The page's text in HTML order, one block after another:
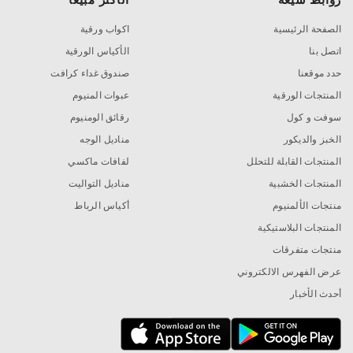
الصفحة الرئيسية
اتصل بنا
حدد موقعنا
المنتجات الورقية
سوفت و كول
الخبز والديكور
المنتجات القابلة للتحلل
المنتجات الخشبية
منتجات الألمنيوم
المنتجات البلاستيكية
منتجات متفرقات
عرض الفهرس الالكتروني
أحدث الأخبار
اكواب ورقية
الأكياس الورقية
صندوق غداء كرافت
عبوات المنيوم
رقائق الومنيوم
مناديل الوجه
لفافات ماكسي
مناديل التواليت
أكياس الرباط